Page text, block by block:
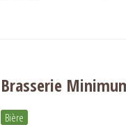
Brasserie
Bière